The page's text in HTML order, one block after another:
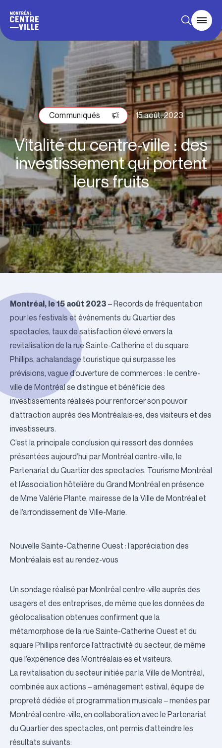
Communiqués 15 août. 2023
Vitalité du centre-ville : des
investissement qui portent
leurs fruits
Montréal, le 15 août 2023 – Records de fréquentation
pour les festivals et événements du Quartier des
spectacles, taux de satisfaction élevé envers la
revitalisation de la rue Sainte-Catherine et du square
Phillips, achalandage touristique qui surpasse les
prévisions, vague d’ouverture de commerces : le centre-
ville de Montréal se distingue et bénéficie des
investissements réalisés pour renforcer son pouvoir
d’attraction auprès des Montréalais·es, des visiteurs et des
investisseurs.
C’est la principale conclusion qui ressort des données
présentées aujourd’hui par Montréal centre-ville, le
Partenariat du Quartier des spectacles, Tourisme Montréal
et l’Association hôtelière du Grand Montréal en présence
de Mme Valérie Plante, mairesse de la Ville de Montréal et
de l’arrondissement de Ville-Marie.
Nouvelle Sainte-Catherine Ouest : l’appréciation des
Montréalais est au rendez-vous
Un sondage réalisé par Montréal centre-ville auprès des
usagers et des entreprises, de même que les données de
géolocalisation obtenues confirment que la
métamorphose de la rue Sainte-Catherine Ouest et du
square Phillips renforce l’attractivité du secteur, de même
que l’expérience des Montréalais·es et visiteurs.
La revitalisation du secteur initiée par la Ville de Montréal,
combinée aux actions – aménagement estival, équipe de
propreté dédiée et programmation musicale – menées par
Montréal centre-ville, en collaboration avec le Partenariat
du Quartier des spectacles, ont permis d’atteindre les
résultats suivants: